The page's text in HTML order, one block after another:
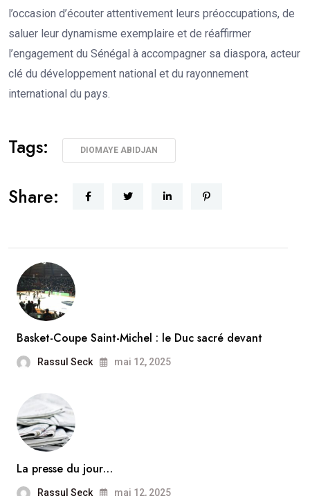
l’occasion d’écouter attentivement leurs préoccupations, de
saluer leur dynamisme exemplaire et de réaffirmer
l’engagement du Sénégal à accompagner sa diaspora, acteur
clé du développement national et du rayonnement
international du pays.
Tags: DIOMAYE ABIDJAN
Share:
Basket-Coupe Saint-Michel : le Duc sacré devant
Rassul Seck mai 12, 2025
La presse du jour…
Rassul Seck mai 12, 2025